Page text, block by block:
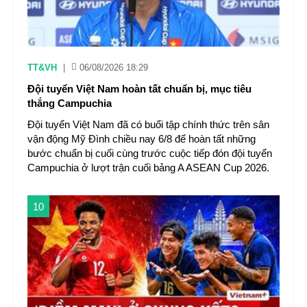
TT&VH 06/08/2026 18:29
Đội tuyển Việt Nam hoàn tất chuẩn bị, mục tiêu
thắng Campuchia
Đội tuyển Việt Nam đã có buổi tập chính thức trên sân
vận động Mỹ Đình chiều nay 6/8 để hoàn tất những
bước chuẩn bị cuối cùng trước cuộc tiếp đón đội tuyển
Campuchia ở lượt trận cuối bảng A ASEAN Cup 2026.
10